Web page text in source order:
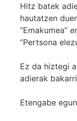
Hitz batek
hautatzen
“Emakumea”
“Pertsona
Ez da hiztegi
adierak
Etengabe